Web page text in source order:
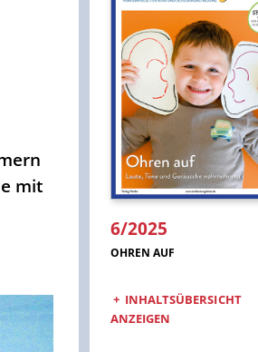
mit
6/2025
:
OHREN AUF
INHALTSÜBERSICHT
ANZEIGEN